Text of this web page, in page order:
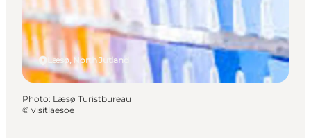
Læsø, North Jutland
Photo: Læsø Turistbureau
© visitlaesoe